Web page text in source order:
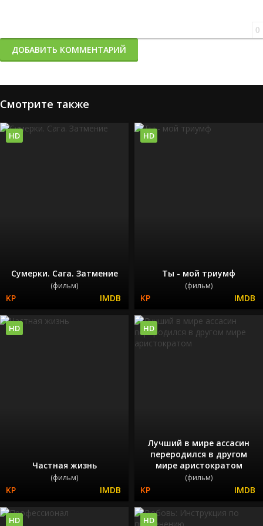
0
ДОБАВИТЬ КОММЕНТАРИЙ
Смотрите также
Сумерки. Сага. Затмение
(фильм)
HD
Ты - мой триумф
(фильм)
HD
Частная жизнь
(фильм)
HD
Лучший в мире ассасин
переродился в другом
мире аристократом
(фильм)
HD
HD HD